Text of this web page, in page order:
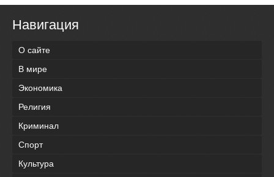
Навигация
О сайте
В мире
Экономика
Религия
Криминал
Спорт
Культура